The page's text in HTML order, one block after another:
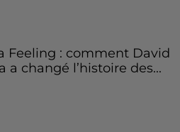
Feeling : comment David
a changé l’histoire des...